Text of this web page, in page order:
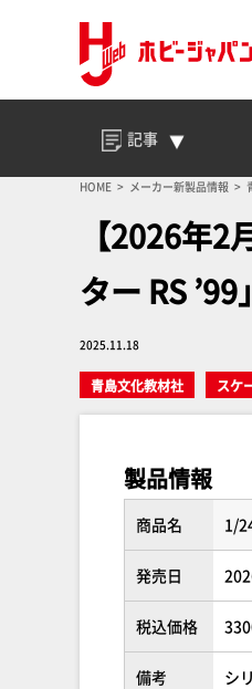
記事
HOME メーカー新製品情報
【2026年
ター RS ’99」
2025.11.18
青島文化教材社 スケ
製品情報
商品名 1/
発売日
税込価格
備考
シ